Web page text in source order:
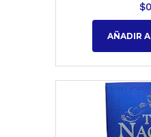
$
AÑADIR